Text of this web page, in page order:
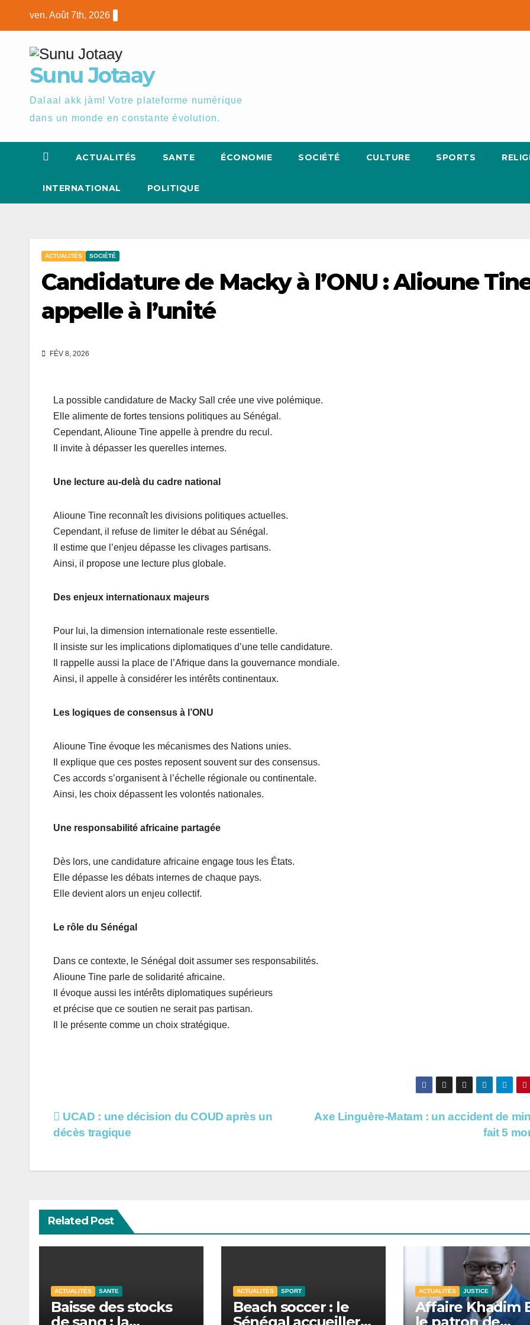
ven. Août 7th, 2026
Sunu Jotaay
Dalaal akk jàm! Votre plateforme numérique
dans un monde en constante évolution.
ACTUALITÉS SANTE ÉCONOMIE SOCIÉTÉ CULTURE SPORTS
INTERNATIONAL POLITIQUE
ACTUALITÉS SOCIÉTÉ
Candidature de Macky à l’ONU : Alioune
appelle à l’unité
FÉV 8, 2026
La possible candidature de Macky Sall crée une vive polémique.
Elle alimente de fortes tensions politiques au Sénégal.
Cependant, Alioune Tine appelle à prendre du recul.
Il invite à dépasser les querelles internes.
Une lecture au-delà du cadre national
Alioune Tine reconnaît les divisions politiques actuelles.
Cependant, il refuse de limiter le débat au Sénégal.
Il estime que l’enjeu dépasse les clivages partisans.
Ainsi, il propose une lecture plus globale.
Des enjeux internationaux majeurs
Pour lui, la dimension internationale reste essentielle.
Il insiste sur les implications diplomatiques d’une telle candidature.
Il rappelle aussi la place de l’Afrique dans la gouvernance mondiale.
Ainsi, il appelle à considérer les intérêts continentaux.
Les logiques de consensus à l’ONU
Alioune Tine évoque les mécanismes des Nations unies.
Il explique que ces postes reposent souvent sur des consensus.
Ces accords s’organisent à l’échelle régionale ou continentale.
Ainsi, les choix dépassent les volontés nationales.
Une responsabilité africaine partagée
Dès lors, une candidature africaine engage tous les États.
Elle dépasse les débats internes de chaque pays.
Elle devient alors un enjeu collectif.
Le rôle du Sénégal
Dans ce contexte, le Sénégal doit assumer ses responsabilités.
Alioune Tine parle de solidarité africaine.
Il évoque aussi les intérêts diplomatiques supérieurs
et précise que ce soutien ne serait pas partisan.
Il le présente comme un choix stratégique.
Navigation
l’article
Axe Linguère-Matam : un accident de
fait 5
UCAD : une décision du COUD après un
décès tragique
Related Post
ACTUALITÉS SANTE
Baisse des stocks
ACTUALITÉS SPORT
Beach soccer : le
ACTUALITÉS JUSTICE
Affaire Khadim